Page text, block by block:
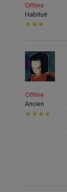
Offline
Habitué
★★★
Offline
Ancien
★★★★